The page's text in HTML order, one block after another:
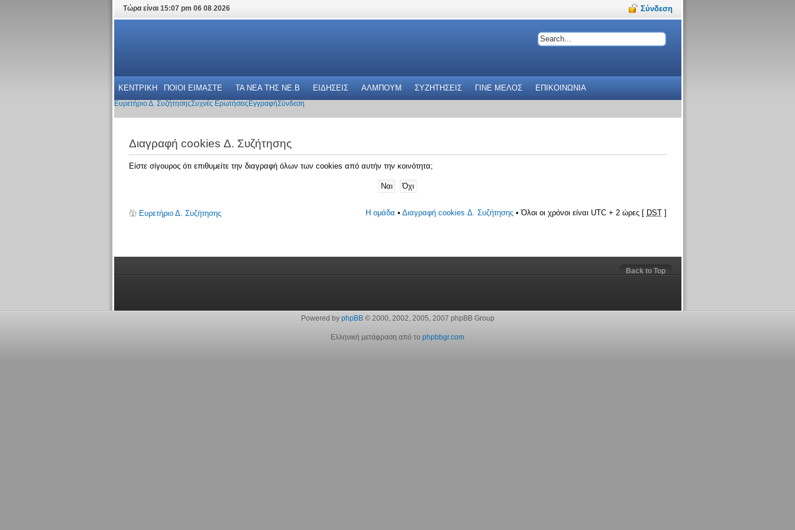
Τώρα είναι 15:07 pm 06 08 2026 Σύνδεση
ΚΕΝΤΡΙΚΗ ΠΟΙΟΙ ΕΙΜΑΣΤΕ ΤΑ ΝΕΑ THΣ NE.B ΕΙΔΗΣΕΙΣ ΑΛΜΠΟΥΜ ΣΥΖΗΤΗΣΕΙΣ ΓΙΝΕ ΜΕΛΟΣ ΕΠΙΚΟΙΝΩΝΙΑ
Ευρετήριο Δ. ΣυζήτησηςΣυχνές Ερωτήσεις ΕγγραφήΣύνδεση
Διαγραφή cookies Δ. Συζήτησης
Είστε σίγουρος ότι επιθυμείτε την διαγραφή όλων των cookies από αυτήν την κοινότητα;
Ευρετήριο Δ. Συζήτησης Η ομάδα • Διαγραφή cookies Δ. Συζήτησης• Όλοι οι χρόνοι είναι UTC + 2 ώρες [ DST]
Back to Top
Powered by phpBB© 2000, 2002, 2005, 2007 phpBB Group
Ελληνική μετάφραση από το phpbbgr.com